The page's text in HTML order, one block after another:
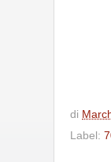
di
Label: